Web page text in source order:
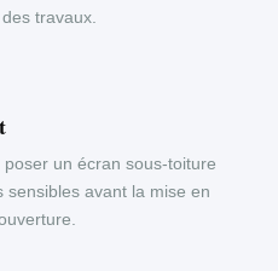
travaux.
un écran sous-toiture
sensibles avant la mise en